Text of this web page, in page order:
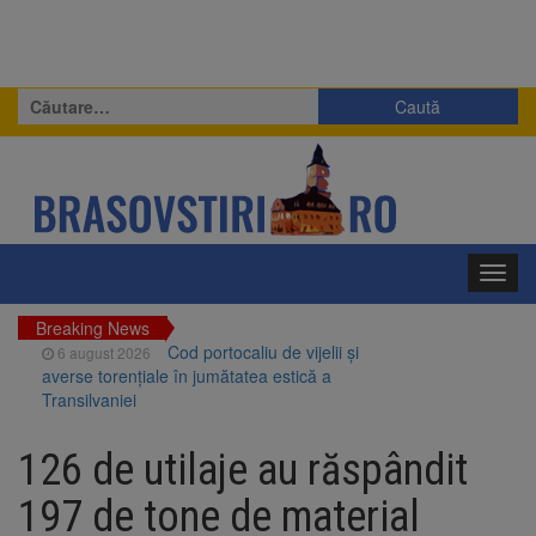
Caută
după:
Breaking News
6 august 2026
Cod portocaliu de vijelii și
averse torențiale în jumătatea estică a
Transilvaniei
după ce și-ar fi agresat soția de două ori în
câteva zile
6 august 2026
Urmele atelajului i-au condus
pe polițiști la cioate. Bărbat prins în pădure la
126 de utilaje au răspândit
197 de tone de material